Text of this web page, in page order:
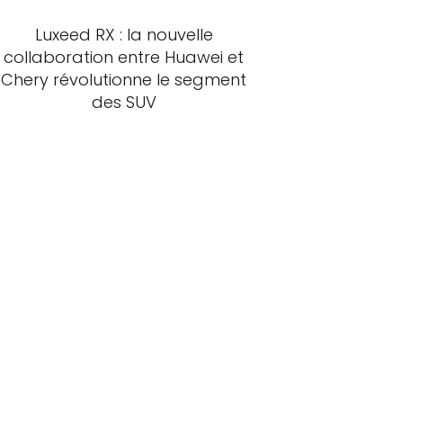
Luxeed RX : la nouvelle
collaboration entre Huawei et
Chery révolutionne le segment
des SUV